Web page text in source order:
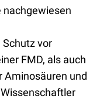
nachgewiesen
vor
FMD, als auch
Aminosäuren und